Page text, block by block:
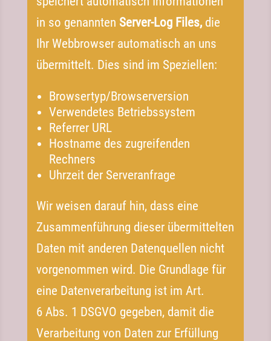
in so genannten Server-​Log Files,die
Ihr Webbrowser automatisch an uns
übermittelt. Dies sind im Speziellen:
Browsertyp/​Browserversion
Verwendetes Betriebssystem
Referrer URL
Hostname des zugreifenden
Rechners
Uhrzeit der Serveranfrage
Wir weisen darauf hin, dass eine
Zusammenführung dieser übermittelten
Daten mit anderen Datenquellen nicht
vorgenommen wird. Die Grundlage für
eine Datenverarbeitung ist im Art.
6 Abs. 1 DSGVO gegeben, damit die
Verarbeitung von Daten zur Erfüllung